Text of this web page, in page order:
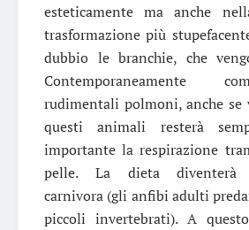
esteticamente ma anche
trasformazione più
dubbio le branchie, che
Contemporaneamente
rudimentali polmoni, anche se
questi animali resterà
importante la respirazione
pelle. La dieta diventerà
carnivora (gli anfibi adulti
piccoli invertebrati). A